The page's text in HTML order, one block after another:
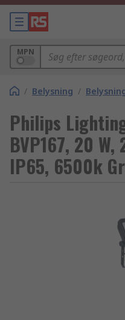
MPN
/ Belysning /
Philips
BVP167, 20 W,
IP65, 6500k